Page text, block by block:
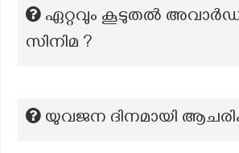
ഏറ്റവും കൂടുതല്‍ അവാര്‍ഡ്‌
സിനിമ ?
യുവജന ദിനമായി